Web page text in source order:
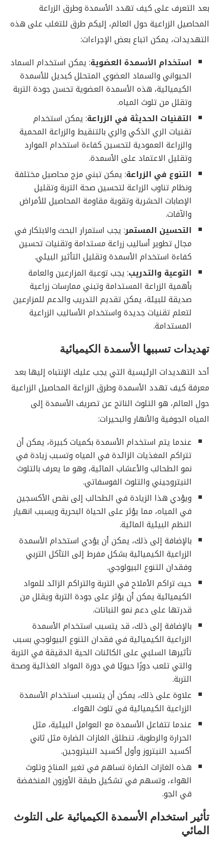
بعد التعرف على كيف تهدد الأسمدة وطرق الزراعة
المحاصيل الزراعية حول العالم، إليكم طرق للتغلب على هذه
التهديدات، يمكن اتباع بعض الإجراءات:
استخدام الأسمدة العضوية: يمكن استخدام السماد
الحيواني والسماد العضوي المتحلل كبديل للأسمدة
الكيميائية، هذه الأسمدة العضوية تحسن جودة التربة
وتقلل من تلوث المياه.
التقنيات الحديثة في الزراعة: يمكن استخدام
تقنيات الري الذكي والري بالتنقيط والزراعة المحمية
والزراعة العمودية لتحسين كفاءة استخدام الموارد
وتقليل الاعتماد على الأسمدة.
التنوع في الزراعة: يمكن تبني مزج محاصيل مختلفة
ونظام تناوب الزراعة لتحسين صحة التربة وتقليل
الإصابات الحشرية وتقوية مقاومة المحاصيل للأمراض
والآفات.
التحسين المستمر: يجب استمرار البحث والابتكار في
مجال تطوير أساليب زراعة مستدامة وتقنيات تحسين
كفاءة استخدام الأسمدة وتقليل التأثير البيئي.
التوعية والتدريب: يجب توعية المزارعين والعامة
بأهمية الزراعة المستدامة وتبني ممارسات زراعية
صديقة للبيئة، يمكن تقديم التدريب والدعم للمزارعين
لتعلم تقنيات جديدة واستخدام الأساليب الزراعية
المستدامة.
تهديدات تسببها الأسمدة الكيميائية
أحد التهديدات الرئيسية التي يجب عليك الإنتباه إليها بعد
معرفة كيف تهدد الأسمدة وطرق الزراعة المحاصيل الزراعية
حول العالم، هو التلوث الناتج عن تصريف الأسمدة إلى
المياه الجوفية والأنهار والبحيرات:
عندما يتم استخدام الأسمدة بكميات كبيرة، يمكن أن
تتراكم المغذيات الزائدة في المياه وتسبب زيادة في
نمو الطحالب والأعشاب المائية، وهو ما يعرف بالتلوث
النيتروجيني والتلوث الفوسفاتي.
ويؤدي هذا الزيادة في الطحالب إلى نقص الأكسجين
في المياه، مما يؤثر على الحياة البحرية ويسبب انهيار
النظم البيئية المائية.
بالإضافة إلى ذلك، يمكن أن يؤدي استخدام الأسمدة
الزراعية الكيميائية بشكل مفرط إلى التآكل التربي
وفقدان التنوع البيولوجي.
حيث تراكم الأملاح في التربة والتراكم الزائد للمواد
الكيميائية يمكن أن يؤثر على جودة التربة ويقلل من
قدرتها على دعم نمو النباتات.
بالإضافة إلى ذلك، قد يتسبب استخدام الأسمدة
الزراعية الكيميائية في فقدان التنوع البيولوجي بسبب
تأثيرها السلبي على الكائنات الحية الدقيقة في التربة
والتي تلعب دورًا حيويًا في دورة المواد الغذائية وصحة
التربة.
علاوة على ذلك، يمكن أن يتسبب استخدام الأسمدة
الزراعية الكيميائية في تلوث الهواء.
عندما تتفاعل الأسمدة مع العوامل البيئية، مثل
الحرارة والرطوبة، تنطلق الغازات الضارة مثل ثاني
أكسيد النيتروز وأول أكسيد النيتروجين.
هذه الغازات الضارة تساهم في تغير المناخ وتلوث
الهواء، وتسهم في تشكيل طبقة الأوزون المنخفضة
في الجو.
تأثير استخدام الأسمدة الكيميائية على التلوث
المائي